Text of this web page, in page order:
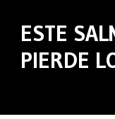
ESTE
PIERDE